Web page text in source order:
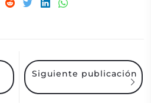
Siguiente publicación